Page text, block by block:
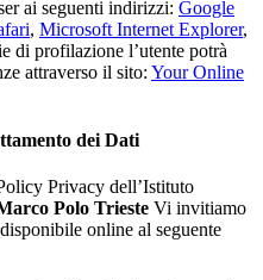
ai seguenti indirizzi: Google
, Microsoft Internet Explorer,
di profilazione l’utente potrà
attraverso il sito: Your Online
dei Dati
Privacy dell’Istituto
Polo Trieste Vi invitiamo
online al seguente